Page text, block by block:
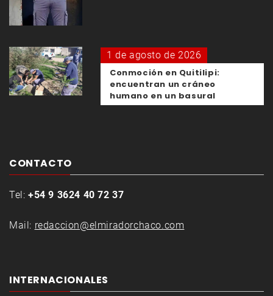
1 de agosto de 2026
Conmoción en Quitilipi:
encuentran un cráneo
humano en un basural
CONTACTO
Tel: +54 9 3624 40 72 37
Mail: redaccion@elmiradorchaco.com
INTERNACIONALES